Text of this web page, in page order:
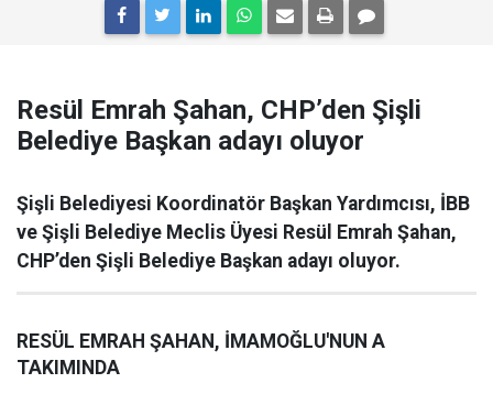
Resül Emrah Şahan, CHP’den Şişli
Belediye Başkan adayı oluyor
Şişli Belediyesi Koordinatör Başkan Yardımcısı, İBB
ve Şişli Belediye Meclis Üyesi Resül Emrah Şahan,
CHP’den Şişli Belediye Başkan adayı oluyor.
RESÜL EMRAH ŞAHAN, İMAMOĞLU'NUN A
TAKIMINDA